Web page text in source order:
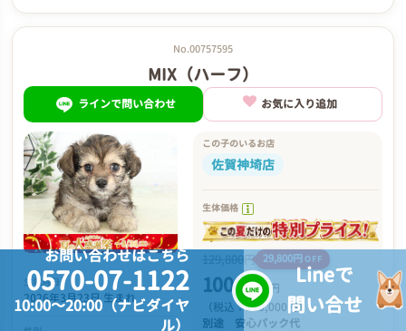
No.00757595
MIX（ハーフ）
ラインで問い合わせ お気に入り追加
生年月日
2026年3月23日 生まれ
この子のいるお店
佐賀神埼店
生体価格
129,800円 29,800円 OFF
100,000円
（税込：110,000円）
別途 安心パック代
お問い合わせはこちら
0570-07-1122
10:00～20:00（ナビダイヤ
ル）
Lineで
問い合せ